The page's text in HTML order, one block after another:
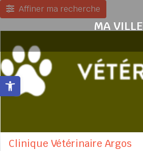
Skip
to
Ouvrir la barre d’outils
MA VILLE
Affiner ma recherche
Clinique Vétérinaire Argos